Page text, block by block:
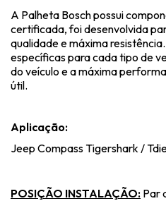
A Palheta Bosch possui
certificada, foi desenvolvida
qualidade e máxima
específicas para cada tipo de
do veículo e a máxima
útil.
Aplicação:
Jeep Compass Tigershark /
POSIÇÃO INSTALAÇÃO: Par